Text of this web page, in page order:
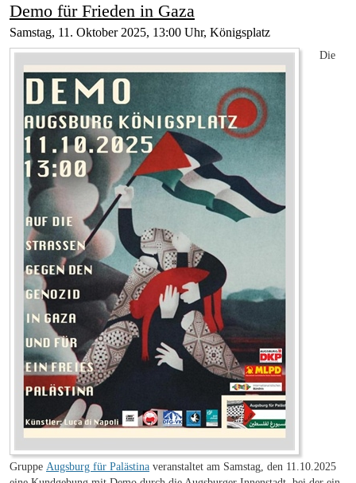
Demo für Frieden in Gaza
Samstag, 11. Oktober 2025, 13:00 Uhr, Königsplatz
Die
Gruppe Augsburg für Palästina veranstaltet am Samstag, den 11.10.2025